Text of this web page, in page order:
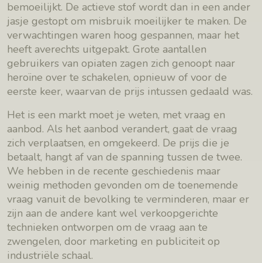
bemoeilijkt. De actieve stof wordt dan in een ander
jasje gestopt om misbruik moeilijker te maken. De
verwachtingen waren hoog gespannen, maar het
heeft averechts uitgepakt. Grote aantallen
gebruikers van opiaten zagen zich genoopt naar
heroïne over te schakelen, opnieuw of voor de
eerste keer, waarvan de prijs intussen gedaald was.
Het is een markt moet je weten, met vraag en
aanbod. Als het aanbod verandert, gaat de vraag
zich verplaatsen, en omgekeerd. De prijs die je
betaalt, hangt af van de spanning tussen de twee.
We hebben in de recente geschiedenis maar
weinig methoden gevonden om de toenemende
vraag vanuit de bevolking te verminderen, maar er
zijn aan de andere kant wel verkoopgerichte
technieken ontworpen om de vraag aan te
zwengelen, door marketing en publiciteit op
industriële schaal.